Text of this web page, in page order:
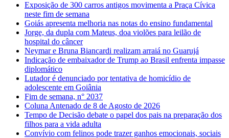
Exposição de 300 carros antigos movimenta a Praça Cívica
neste fim de semana
Goiás apresenta melhoria nas notas do ensino fundamental
Jorge, da dupla com Mateus, doa violões para leilão de
hospital do câncer
Neymar e Bruna Biancardi realizam arraiá no Guarujá
Indicação de embaixador de Trump ao Brasil enfrenta impasse
diplomático
Lutador é denunciado por tentativa de homicídio de
adolescente em Goiânia
Fim de semana, n° 2037
Coluna Antenado de 8 de Agosto de 2026
Tempo de Decisão debate o papel dos pais na preparação dos
filhos para a vida adulta
Convívio com felinos pode trazer ganhos emocionais, sociais